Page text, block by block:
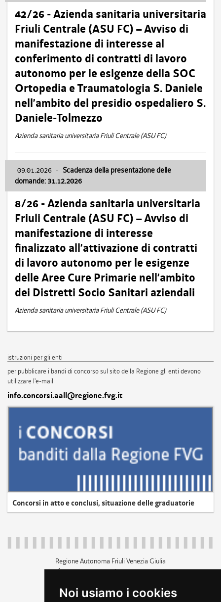
Noi usiamo i cookies
42/26 - Azienda sanitaria universitaria
Friuli Centrale (ASU FC) – Avviso di
manifestazione di interesse al
conferimento di contratti di lavoro
autonomo per le esigenze della SOC
Ortopedia e Traumatologia S. Daniele
nell’ambito del presidio ospedaliero S.
Daniele-Tolmezzo
Azienda sanitaria universitaria Friuli Centrale (ASU FC)
09.01.2026 - Scadenza della presentazione delle
domande: 31.12.2026
8/26 - Azienda sanitaria universitaria
Friuli Centrale (ASU FC) – Avviso di
manifestazione di interesse
finalizzato all’attivazione di contratti
di lavoro autonomo per le esigenze
delle Aree Cure Primarie nell’ambito
dei Distretti Socio Sanitari aziendali
Azienda sanitaria universitaria Friuli Centrale (ASU FC)
istruzioni per gli enti
per pubblicare i bandi di concorso sul sito della Regione gli enti devono
utilizzare l'e-mail
info.concorsi.aall@regione.fvg.it
Concorsi in atto e conclusi, situazione delle graduatorie
Regione Autonoma Friuli Venezia Giulia
c.f. 80014930327; p.iva 00526040324
+39 040 3771111